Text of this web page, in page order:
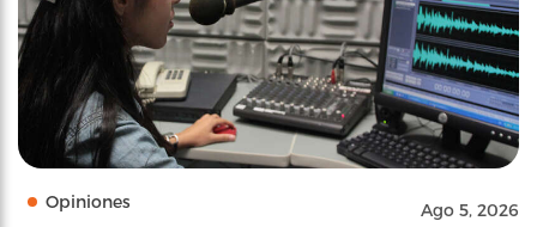
Opiniones Ago 5, 2026